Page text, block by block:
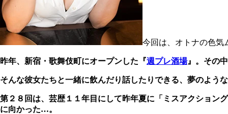
今回は、オトナの色気
昨年、新宿・歌舞伎町にオープンした『週プレ酒場』。その
そんな彼女たちと一緒に飲んだり話したりできる、夢のよう
第２８回は、芸歴１１年目にして昨年夏に「ミスアクション
に向かった…。